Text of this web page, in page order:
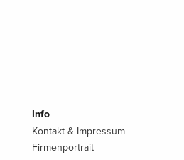
Info
Kontakt & Impressum
Firmenportrait